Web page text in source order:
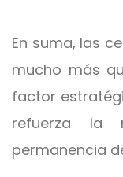
En suma, las
mucho más
factor
refuerza la
permanencia